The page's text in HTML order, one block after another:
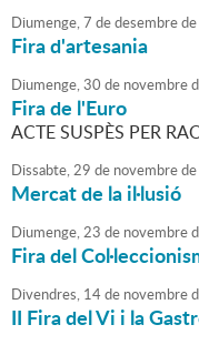
Diumenge,7 dedesembrede
Fira d'artesania
Diumenge,30 de novembre
Fira de l'Euro
ACTE SUSPÈS PER
Dissabte,29 de novembrede
Mercat de la il·lusió
Diumenge,23 de novembre
Fira del
Divendres, 14de novembre
II Fira del Vi i la